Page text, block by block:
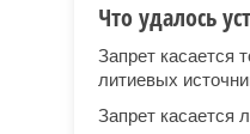
Что удалось
Запрет касается
литиевых
Запрет касается